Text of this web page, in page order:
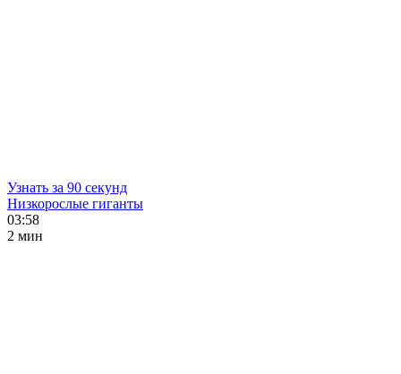
Узнать за 90 секунд
Низкорослые гиганты
03:58
2 мин